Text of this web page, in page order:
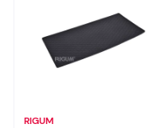
RIGUM